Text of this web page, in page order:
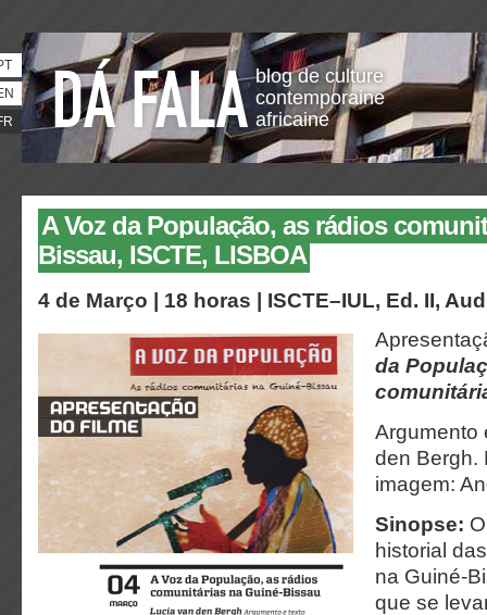
blog de culture
contemporaine
africaine
A Voz da População, as rádios
Bissau, ISCTE, LISBOA
4 de Março | 18 horas | ISCTE–IUL, Ed. II,
da
Argumento
den Bergh.
imagem:
Sinopse:
historial
na Guiné-
que se